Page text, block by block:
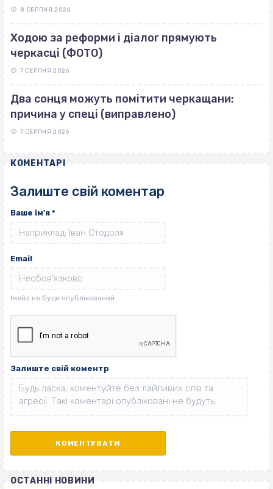
8 СЕРПНЯ 2026
Ходою за реформи і діалог прямують
черкасці (ФОТО)
7 СЕРПНЯ 2026
Два сонця можуть помітити черкащани:
причина у спеці (виправлено)
7 СЕРПНЯ 2026
КОМЕНТАРІ
Залиште свій коментар
Ваше ім'я *
Email
Залиште свій коментр
ОСТАННІ НОВИНИ